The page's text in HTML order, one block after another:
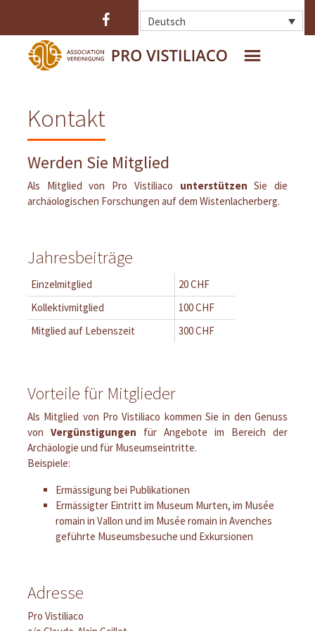
Deutsch
DAS OPPIDUM
DIE AUSGRABUNGEN
DIE BEFESTIGUNG
DIE FUNDE
Kontakt
Werden Sie Mitglied
Als Mitglied von Pro Vistiliaco unterstützen Sie die
archäologischen Forschungen auf dem Wistenlacherberg.
Jahresbeiträge
Einzelmitglied
20 CHF
Kollektivmitglied
100 CHF
Mitglied auf Lebenszeit
300 CHF
Vorteile für Mitglieder
Als Mitglied von Pro Vistiliaco kommen Sie in den Genuss
von Vergünstigungen für Angebote im Bereich der
Archäologie und für Museumseintritte.
Beispiele:
Ermässigung bei Publikationen
Ermässigter Eintritt im Museum Murten, im Musée
romain in Vallon und im Musée romain in Avenches
geführte Museumsbesuche und Exkursionen
Adresse
Pro Vistiliaco